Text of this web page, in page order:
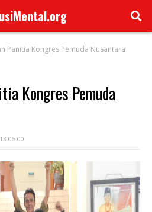
Panitia Kongres Pemuda Nusantara
Kongres Pemuda
13.05.00